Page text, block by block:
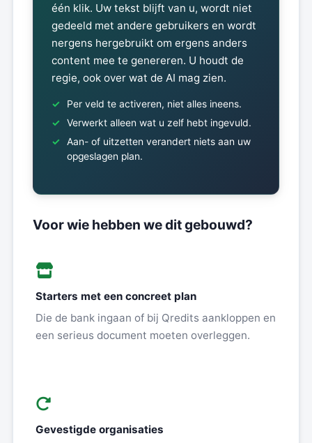
één klik. Uw tekst blijft van u, wordt niet
gedeeld met andere gebruikers en wordt
nergens hergebruikt om ergens anders
content mee te genereren. U houdt de
regie, ook over wat de AI mag zien.
Per veld te activeren, niet alles ineens.
Verwerkt alleen wat u zelf hebt ingevuld.
Aan- of uitzetten verandert niets aan uw
opgeslagen plan.
Voor wie hebben we dit gebouwd?
Starters met een concreet plan
Die de bank ingaan of bij Qredits aankloppen en
een serieus document moeten overleggen.
Gevestigde organisaties